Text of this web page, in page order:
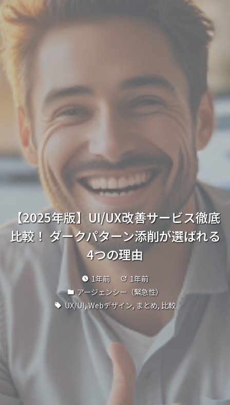
【2025年版】UI/UX改善サービス徹底
比較！ ダークパターン添削が選ばれる
4つの理由
watch_later 1年前 update 1年前
folder アージェンシー（緊急性）
local_offer UX/UI,Webデザイン, まとめ, 比較